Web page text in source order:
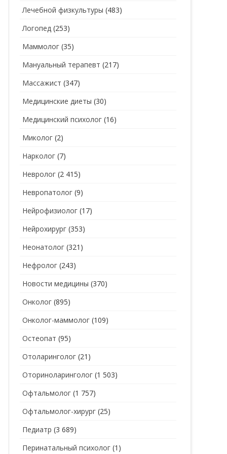
Лечебной физкультуры (483)
Логопед (253)
Маммолог (35)
Мануальный терапевт (217)
Массажист (347)
Медицинские диеты (30)
Медицинский психолог (16)
Миколог (2)
Нарколог (7)
Невролог (2 415)
Невропатолог (9)
Нейрофизиолог (17)
Нейрохирург (353)
Неонатолог (321)
Нефролог (243)
Новости медицины (370)
Онколог (895)
Онколог-маммолог (109)
Остеопат (95)
Отоларинголог (21)
Оториноларинголог (1 503)
Офтальмолог (1 757)
Офтальмолог-хирург (25)
Педиатр (3 689)
Перинатальный психолог (1)